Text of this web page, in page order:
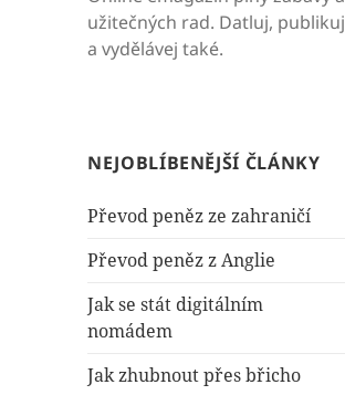
užitečných rad. Datluj, publikuj
a vydělávej také.
NEJOBLÍBENĚJŠÍ ČLÁNKY
Převod peněz ze zahraničí
Převod peněz z Anglie
Jak se stát digitálním
nomádem
Jak zhubnout přes břicho